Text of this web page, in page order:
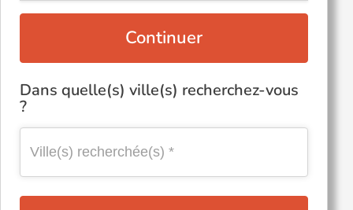
Continuer
Dans quelle(s) ville(s) recherchez-vous
?